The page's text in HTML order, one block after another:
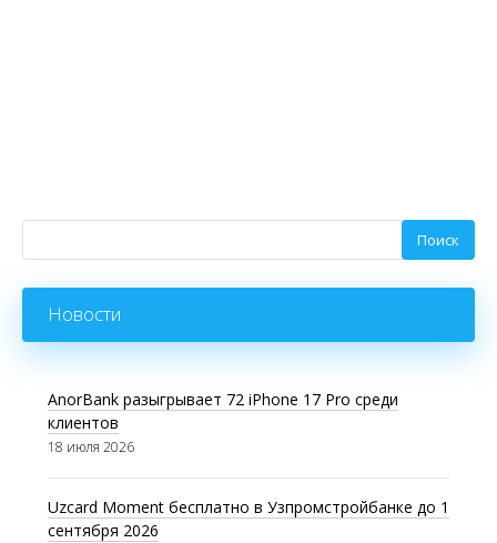
Новости
AnorBank разыгрывает 72 iPhone 17 Pro среди
клиентов
18 июля 2026
Uzcard Moment бесплатно в Узпромстройбанке до 1
сентября 2026